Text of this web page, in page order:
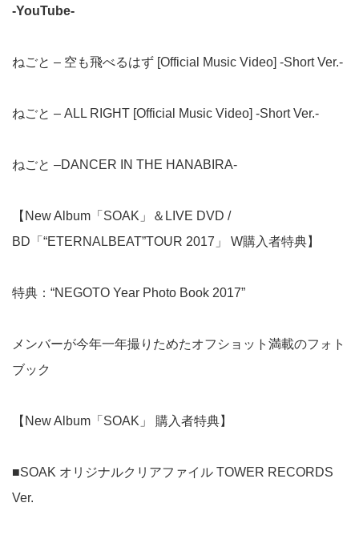
-YouTube-
ねごと – 空も飛べるはず [Official Music Video] -Short Ver.-
ねごと – ALL RIGHT [Official Music Video] -Short Ver.-
ねごと –DANCER IN THE HANABIRA-
【New Album「SOAK」＆LIVE DVD /
BD「“ETERNALBEAT”TOUR 2017」 W購入者特典】
特典：“NEGOTO Year Photo Book 2017”
メンバーが今年一年撮りためたオフショット満載のフォト
ブック
【New Album「SOAK」 購入者特典】
■SOAK オリジナルクリアファイル TOWER RECORDS
Ver.